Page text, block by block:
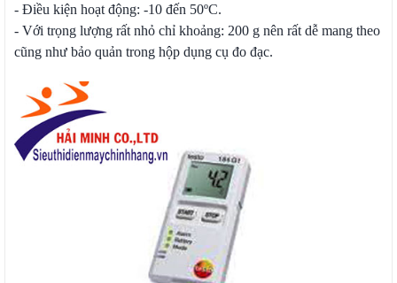
- Điều kiện hoạt động: -10 đến 50ºC.
- Với trọng lượng rất nhỏ chỉ khoảng: 200 g nên rất dễ mang theo
cũng như bảo quản trong hộp dụng cụ đo đạc.